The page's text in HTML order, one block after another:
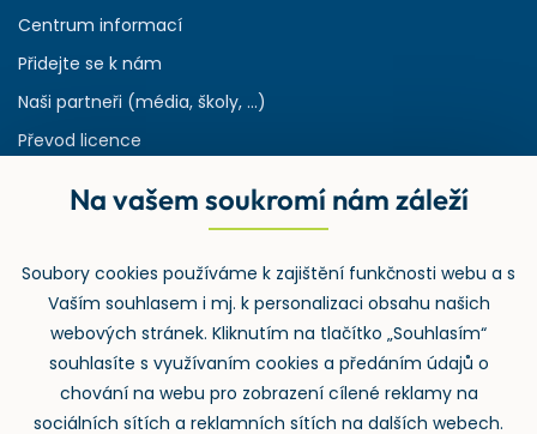
Centrum informací
Přidejte se k nám
Naši partneři (média, školy, ...)
Převod licence
Rejstřík používaných zkratek v odpadech
Zpětný odběr
Na vašem soukromí nám záleží
Soubory cookies používáme k zajištění funkčnosti webu a s
Vaším souhlasem i mj. k personalizaci obsahu našich
webových stránek. Kliknutím na tlačítko „Souhlasím“
souhlasíte s využívaním cookies a předáním údajů o
chování na webu pro zobrazení cílené reklamy na
sociálních sítích a reklamních sítích na dalších webech.